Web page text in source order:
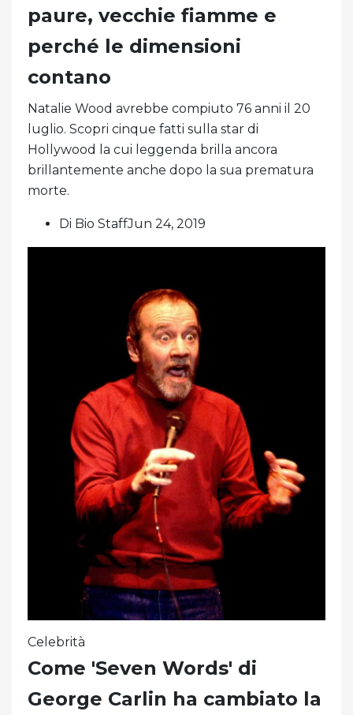
paure, vecchie fiamme e
perché le dimensioni
contano
Natalie Wood avrebbe compiuto 76 anni il 20
luglio. Scopri cinque fatti sulla star di
Hollywood la cui leggenda brilla ancora
brillantemente anche dopo la sua prematura
morte.
Di Bio StaffJun 24, 2019
Celebrità
Come 'Seven Words' di
George Carlin ha cambiato la